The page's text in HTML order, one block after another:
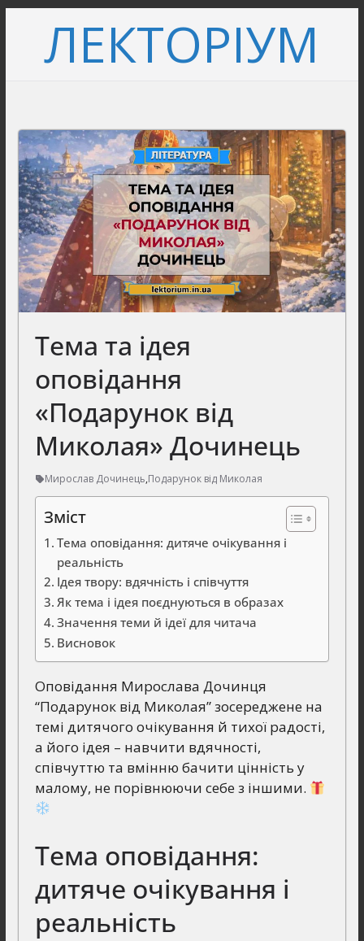
вмістуЛЕКТОРІУМ
Тема та ідея
оповідання
«Подарунок від
Миколая» Дочинець
Мирослав Дочинець,Подарунок від Миколая
Зміст
Тема оповідання: дитяче очікування і
реальність
Ідея твору: вдячність і співчуття
Як тема і ідея поєднуються в образах
Значення теми й ідеї для читача
Висновок
Оповідання Мирослава Дочинця
“Подарунок від Миколая” зосереджене на
темі дитячого очікування й тихої радості,
а його ідея – навчити вдячності,
співчуттю та вмінню бачити цінність у
малому, не порівнюючи себе з іншими.
Тема оповідання:
дитяче очікування і
реальність